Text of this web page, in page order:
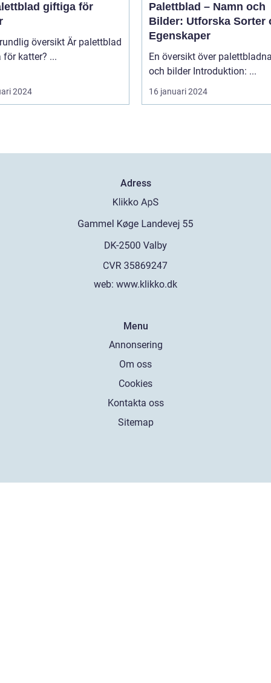
giftiga för
översikt Är palettblad
giftiga för katter? ...
2024
Palettblad – Namn och
Bilder: Utforska Sorter
Egenskaper
En översikt över
och bilder Introduktion: ...
16 januari 2024
Adress
web: www.klikko.dk
Menu
Annonsering
Om oss
Cookies
Kontakta oss
Sitemap